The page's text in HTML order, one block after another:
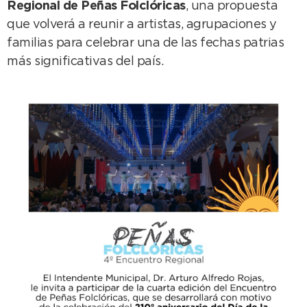
Regional de Peñas Folclóricas, una propuesta
que volverá a reunir a artistas, agrupaciones y
familias para celebrar una de las fechas patrias
más significativas del país.